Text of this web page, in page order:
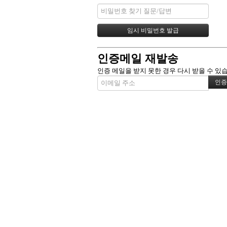
인증메일 재발송
인증 메일을 받지 못한 경우 다시 받을 수 있